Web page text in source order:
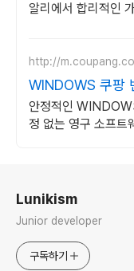
알리에서 합리적인
http://
WINDOWS 쿠팡
안정적인
정 없는 영구 소프트
Lunikism
Junior developer
구독하기